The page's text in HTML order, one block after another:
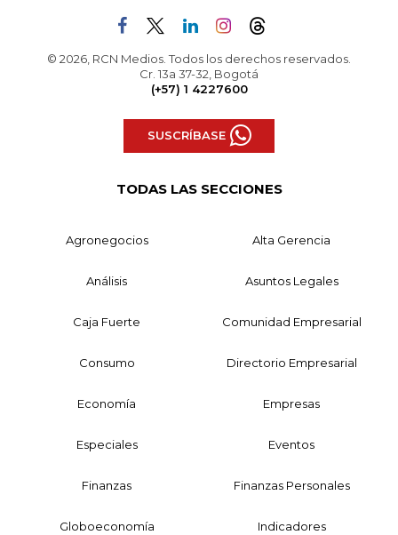
© 2026, RCN Medios. Todos los derechos reservados.
Cr. 13a 37-32, Bogotá
(+57) 1 4227600
SUSCRÍBASE
TODAS LAS SECCIONES
Agronegocios Alta Gerencia
Análisis Asuntos Legales
Caja Fuerte Comunidad Empresarial
Consumo Directorio Empresarial
Economía Empresas
Especiales Eventos
Finanzas Finanzas Personales
Globoeconomía Indicadores